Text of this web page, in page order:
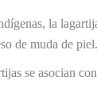
la
de muda de piel.
se asocian